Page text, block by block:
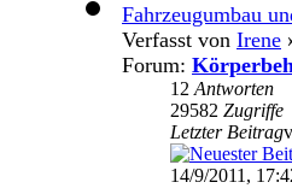
Fahrzeugumbau
Verfasst von Irene
Forum:
12 Antworten
29582 Zugriffe
Letzter Beitrag
14/9/2011,